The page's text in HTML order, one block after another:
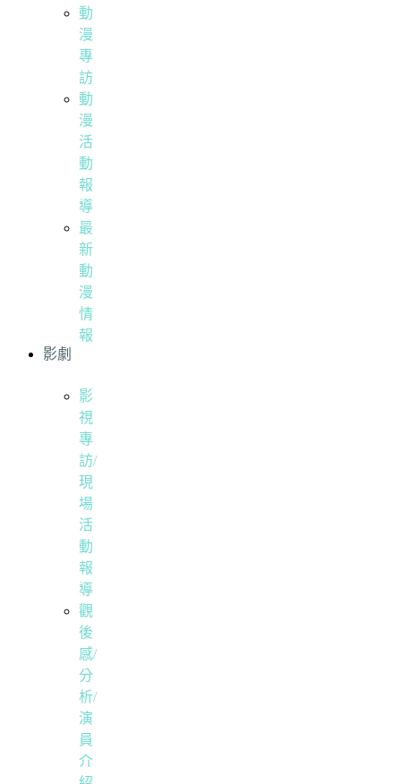
動
漫
專
訪
動
漫
活
動
報
導
最
新
動
漫
情
報
影劇
影
視
專
訪/
現
場
活
動
報
導
觀
後
感/
分
析/
演
員
介